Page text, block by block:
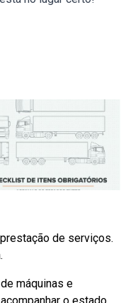
de serviços.
máquinas e